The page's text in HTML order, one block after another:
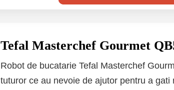
Tefal Masterchef Gourmet
Robot de bucatarie Tefal Masterchef
tuturor ce au nevoie de ajutor pentru a